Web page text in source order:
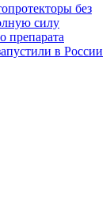
без
силу
препарата
в России